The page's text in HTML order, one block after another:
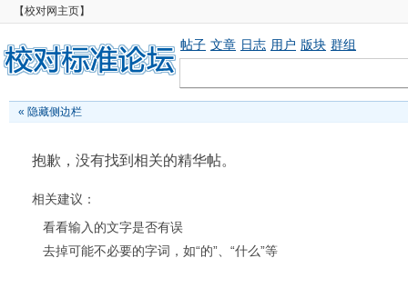
【校对网主页】
帖子 文章 日志 用户 版块 群组
« 隐藏侧边栏
抱歉，没有找到相关的精华帖。
相关建议：
看看输入的文字是否有误
去掉可能不必要的字词，如“的”、“什么”等